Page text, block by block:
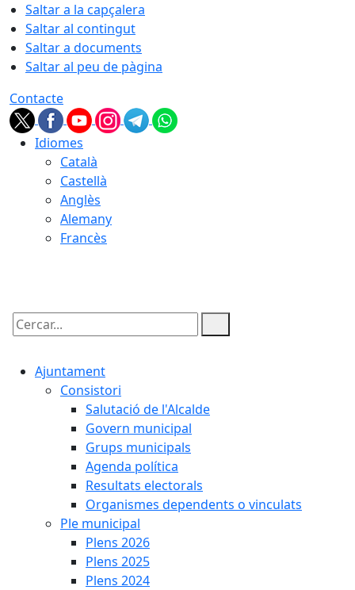
Saltar a la capçalera
Saltar al contingut
Saltar a documents
Saltar al peu de pàgina
Contacte
Idiomes
Català
Castellà
Anglès
Alemany
Francès
Cercar:
Ajuntament
Consistori
Salutació de l'Alcalde
Govern municipal
Grups municipals
Agenda política
Resultats electorals
Organismes dependents o vinculats
Ple municipal
Plens 2026
Plens 2025
Plens 2024